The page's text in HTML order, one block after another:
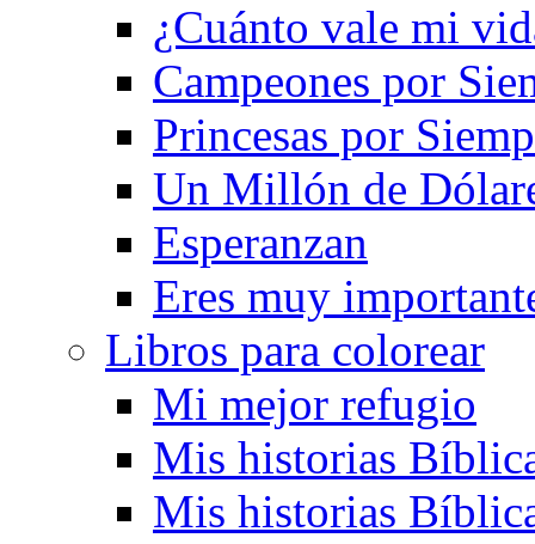
¿Cuánto vale mi
Campeones por
Princesas por
Un Millón de
Esperanzan
Eres muy
Libros para colorear
Mi mejor refugio
Mis historias
Mis historias